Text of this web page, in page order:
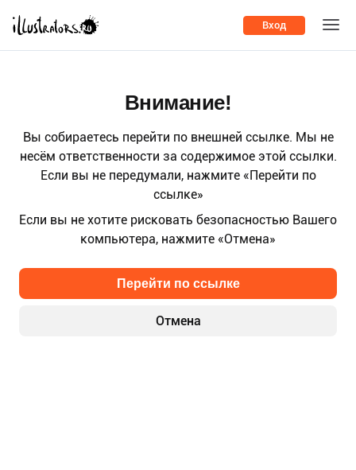
Вход
Внимание!
Вы собираетесь перейти по внешней ссылке. Мы не
несём ответственности за содержимое этой ссылки.
Если вы не передумали, нажмите «Перейти по
ссылке»
Если вы не хотите рисковать безопасностью Вашего
компьютера, нажмите «Отмена»
Отмена
Перейти по ссылке